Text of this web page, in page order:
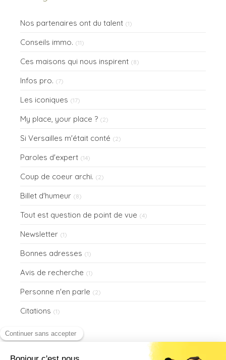
Nos partenaires ont du talent (1)
Conseils immo. (11)
Ces maisons qui nous inspirent (8)
Infos pro. (7)
Les iconiques (17)
My place, your place ? (2)
Si Versailles m'était conté (2)
Paroles d'expert (14)
Coup de coeur archi. (2)
Billet d'humeur (8)
Tout est question de point de vue (4)
Newsletter (1)
Bonnes adresses (1)
Avis de recherche (1)
Personne n'en parle (2)
Citations (1)